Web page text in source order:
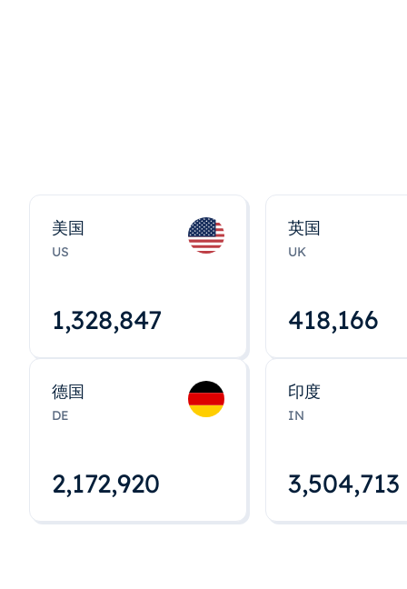
美国
US
1,328,848
英国
UK
418,167
德国
DE
2,172,922
印度
IN
3,504,715